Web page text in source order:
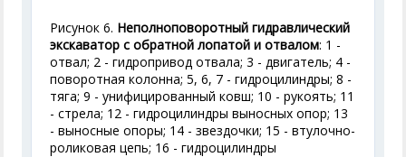
Рисунок 6. Неполноповоротный гидравлический
экскаватор с обратной лопатой и отвалом: 1 -
отвал; 2 - гидропривод отвала; 3 - двигатель; 4 -
поворотная колонна; 5, 6, 7 - гидроцилиндры; 8 -
тяга; 9 - унифицированный ковш; 10 - рукоять; 11
- стрела; 12 - гидроцилиндры выносных опор; 13
- выносные опоры; 14 - звездочки; 15 - втулочно-
роликовая цепь; 16 - гидроцилиндры